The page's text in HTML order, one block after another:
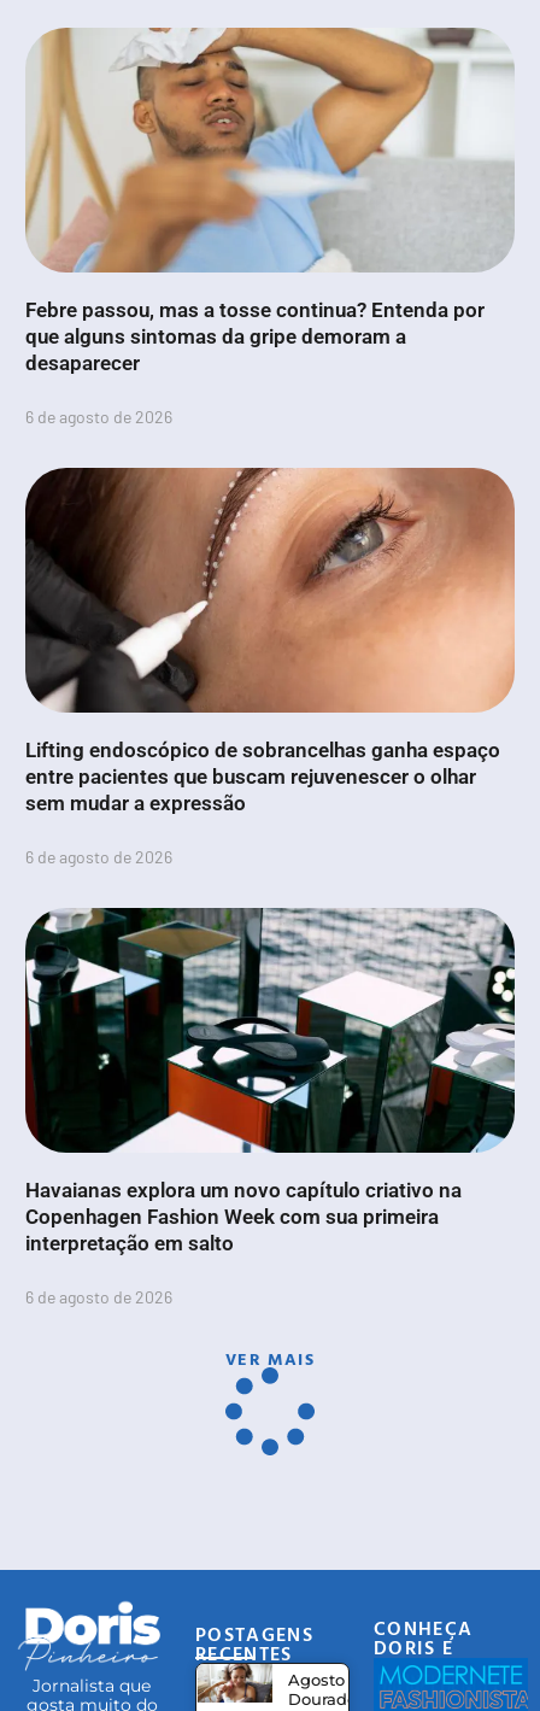
Febre passou, mas a tosse continua? Entenda por
que alguns sintomas da gripe demoram a
desaparecer
6 de agosto de 2026
Lifting endoscópico de sobrancelhas ganha espaço
entre pacientes que buscam rejuvenescer o olhar
sem mudar a expressão
6 de agosto de 2026
Havaianas explora um novo capítulo criativo na
Copenhagen Fashion Week com sua primeira
interpretação em salto
6 de agosto de 2026
VER MAIS
Jornalista que
gosta muito do
POSTAGENS
RECENTES
Agosto
Dourado:
CONHEÇA
DORIS E
EQUIPE